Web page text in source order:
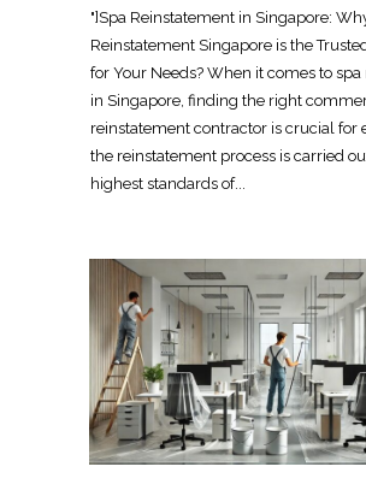
"]Spa Reinstatement in Singapore:
Reinstatement Singapore is the
for Your Needs? When it comes to spa
in Singapore, finding the right
reinstatement contractor is crucial for
the reinstatement process is carried
highest standards of...